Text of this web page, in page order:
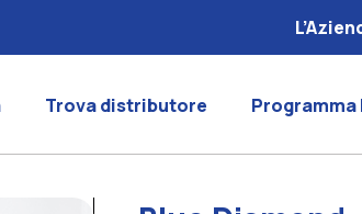
Trova distributore Programma